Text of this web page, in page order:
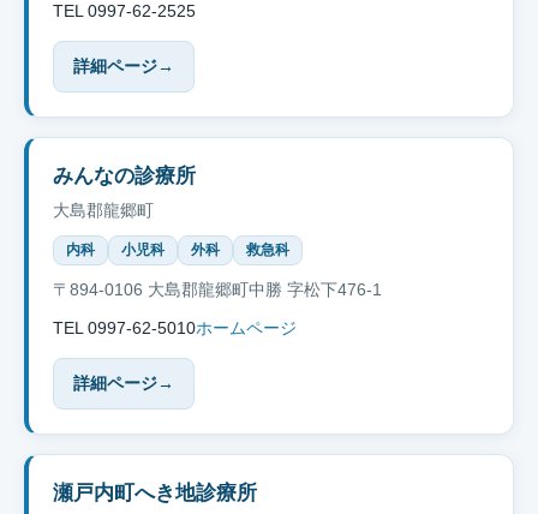
TEL 0997-62-2525
詳細ページ→
みんなの診療所
大島郡龍郷町
内科 小児科 外科 救急科
〒894-0106 大島郡龍郷町中勝 字松下476-1
TEL 0997-62-5010ホームページ
詳細ページ→
瀬戸内町へき地診療所